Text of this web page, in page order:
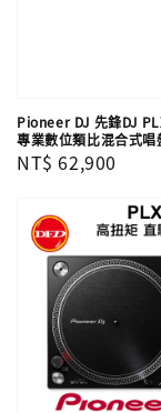
Pioneer DJ 先鋒DJ
專業數位類比混合式唱
Regular
NT$ 62,900